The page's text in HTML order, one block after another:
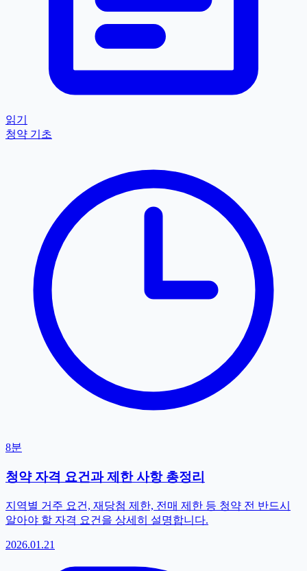
읽기
청약 기초
8분
청약 자격 요건과 제한 사항 총정리
지역별 거주 요건, 재당첨 제한, 전매 제한 등 청약 전 반드시
알아야 할 자격 요건을 상세히 설명합니다.
2026.01.21